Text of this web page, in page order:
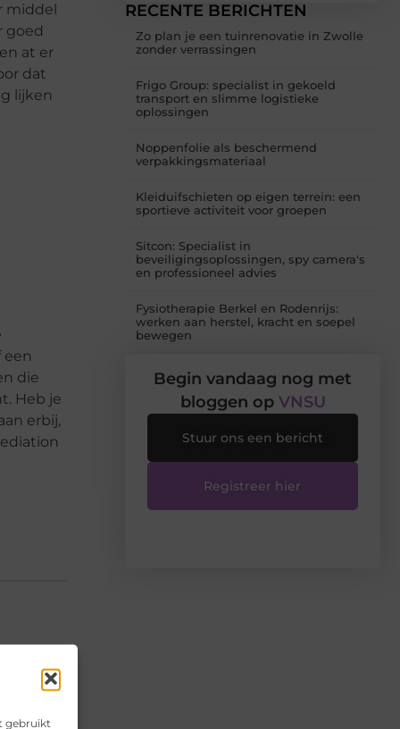
gebruikt
middel
goed
at er
dat
lijken
die
Heb je
erbij,
▼
RECENTE BERICHTEN
Zo plan je een tuinrenovatie in Zwolle
zonder verrassingen
Frigo Group: specialist in gekoeld
transport en slimme logistieke
oplossingen
Noppenfolie als beschermend
verpakkingsmateriaal
Kleiduifschieten op eigen terrein: een
sportieve activiteit voor groepen
Sitcon: Specialist in
beveiligingsoplossingen, spy camera's
en professioneel advies
Fysiotherapie Berkel en Rodenrijs:
werken aan herstel, kracht en soepel
bewegen
Begin vandaag nog met
bloggen op VNSU
Stuur ons een bericht
Registreer hier